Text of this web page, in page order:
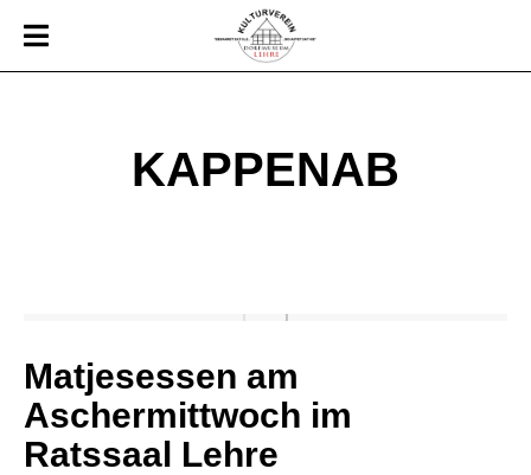
KAPPENAB
Matjesessen am
Aschermittwoch im
Ratssaal Lehre